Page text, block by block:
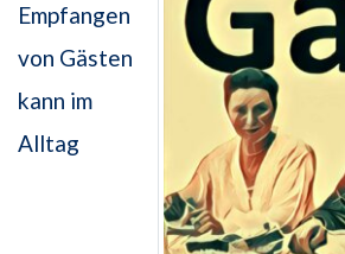
Empfangen
von Gästen
kann im
Alltag